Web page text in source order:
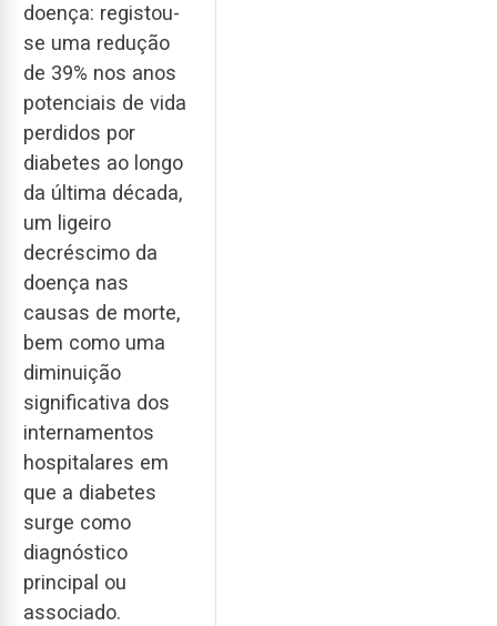
doença: registou-
se uma redução
de 39% nos anos
potenciais de vida
perdidos por
diabetes ao longo
da última década,
um ligeiro
decréscimo da
doença nas
causas de morte,
bem como uma
diminuição
significativa dos
internamentos
hospitalares em
que a diabetes
surge como
diagnóstico
principal ou
associado.